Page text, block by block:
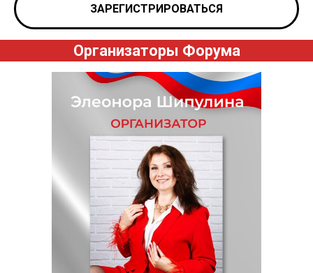
ЗАРЕГИСТРИРОВАТЬСЯ
Организаторы Форума